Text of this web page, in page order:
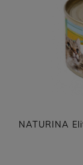
NATURINA